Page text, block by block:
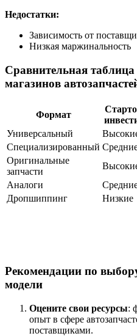
Недостатки:
Зависимость от
Низкая маржинальность
Сравнительная
магазинов
Формат
Универсальный
Специализированный
Оригинальные
запчасти
Аналоги
Дропшиппинг
Низкие
Рекомендации по
модели
Оцените свои ресурсы:
опыт в сфере
поставщиками.